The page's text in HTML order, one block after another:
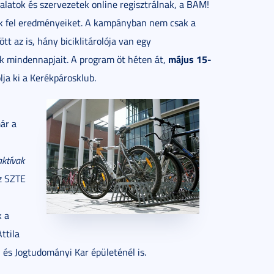
és szervezetek online regisztrálnak, a BAM!
fel eredményeiket. A kampányban nem csak a
az is, hány biciklitárolója van egy
mindennapjait. A program öt héten át, május 15-
ki a Kerékpárosklub.
a
SZTE
a
Jogtudományi Kar épületénél is.